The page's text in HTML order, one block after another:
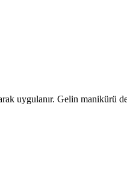
uygulanır. Gelin manikürü